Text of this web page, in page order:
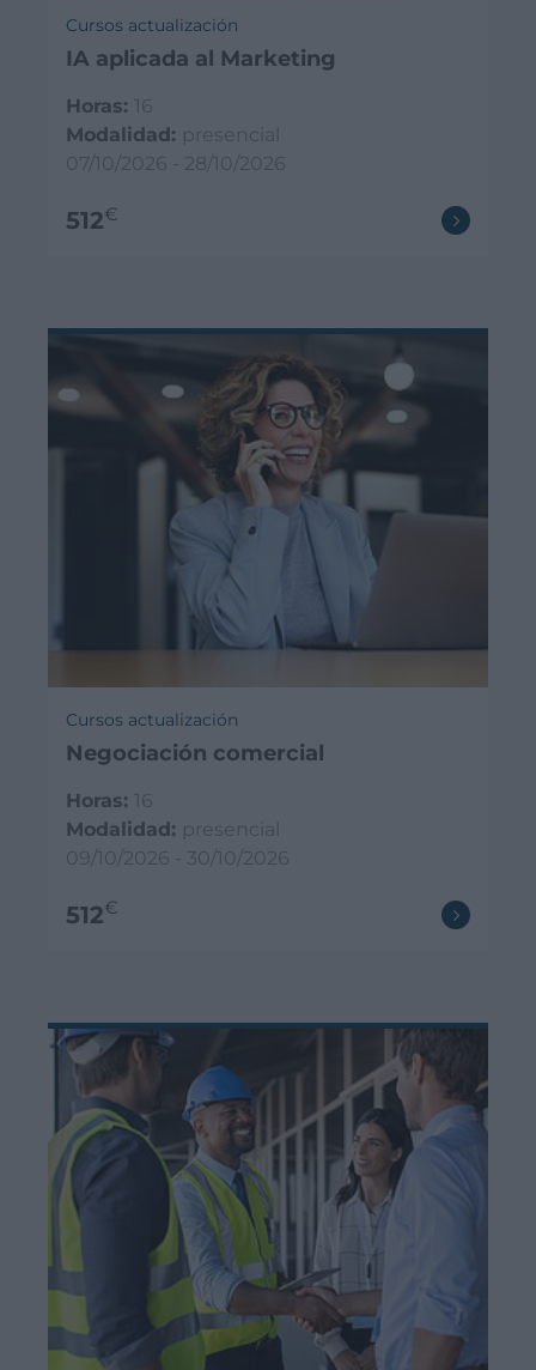
Cursos actualización
IA aplicada al Marketing
Horas:
16
Modalidad: presencial
07/10/2026 - 28/10/2026
512€
Cursos actualización
Negociación comercial
Horas: 16
Modalidad: presencial
09/10/2026 - 30/10/2026
512€